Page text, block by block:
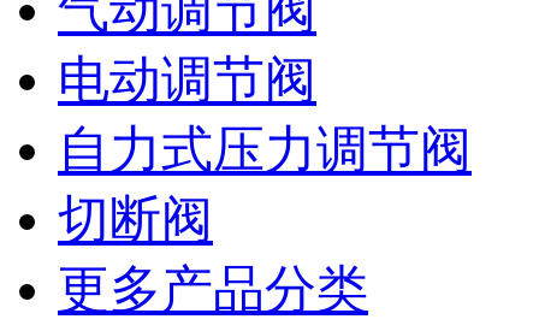
电动调节阀
自力式压力调节阀
切断阀
更多产品分类